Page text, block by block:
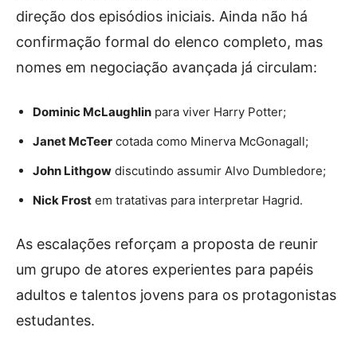
direção dos episódios iniciais. Ainda não há
confirmação formal do elenco completo, mas
nomes em negociação avançada já circulam:
Dominic McLaughlin para viver Harry Potter;
Janet McTeer cotada como Minerva McGonagall;
John Lithgow discutindo assumir Alvo Dumbledore;
Nick Frost em tratativas para interpretar Hagrid.
As escalações reforçam a proposta de reunir
um grupo de atores experientes para papéis
adultos e talentos jovens para os protagonistas
estudantes.